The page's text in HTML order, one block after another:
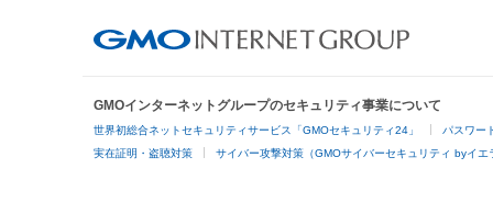
GMOインターネットグループのセキュリティ事業について
世界初総合ネットセキュリティサービス「GMOセキュリティ24」
パスワー
実在証明・盗聴対策
サイバー攻撃対策（GMOサイバーセキュリティ byイエ